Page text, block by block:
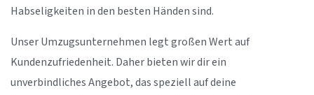
Habseligkeiten in den besten Händen sind.
Unser Umzugsunternehmen legt großen Wert auf
Kundenzufriedenheit. Daher bieten wir dir ein
unverbindliches Angebot, das speziell auf deine